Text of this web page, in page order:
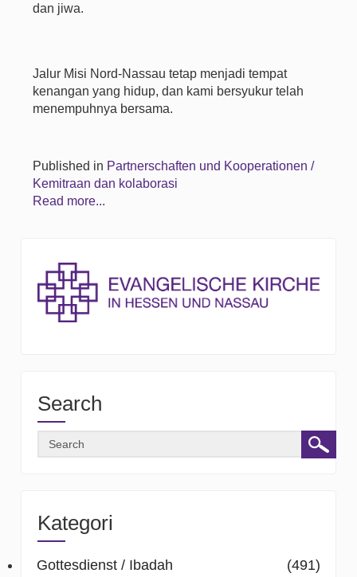
dan jiwa.
Jalur Misi Nord-Nassau tetap menjadi tempat
kenangan yang hidup, dan kami bersyukur telah
menempuhnya bersama.
Published in Partnerschaften und Kooperationen /
Kemitraan dan kolaborasi
Read more...
Search
Kategori
Gottesdienst / Ibadah
(491)